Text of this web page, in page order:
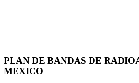
PLAN DE BANDAS DE
MEXICO